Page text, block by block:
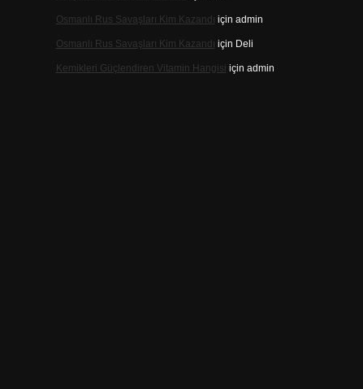
Osmanlı Rus Savaşları Kim Kazandı için admin
Osmanlı Rus Savaşları Kim Kazandı için Deli
Kemikleri Güçlendiren Vitamin Hangisi için admin